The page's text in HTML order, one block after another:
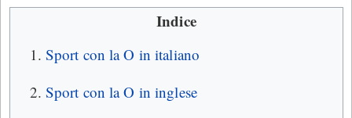
Indice
Sport con la O in italiano
Sport con la O in inglese